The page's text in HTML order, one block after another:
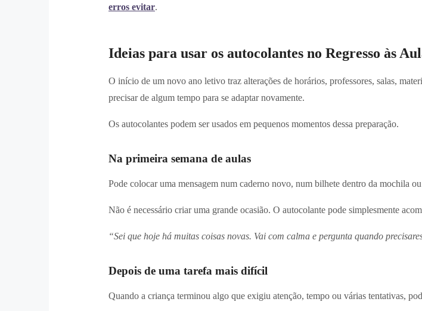
erros evitar.
Ideias para usar os autocolantes no Regresso às
O início de um novo ano letivo traz alterações de horários, professores, salas,
precisar de algum tempo para se adaptar novamente.
Os autocolantes podem ser usados em pequenos momentos dessa preparação.
Na primeira semana de aulas
Pode colocar uma mensagem num caderno novo, num bilhete dentro da mochila
Não é necessário criar uma grande ocasião. O autocolante pode simplesmente
“Sei que hoje há muitas coisas novas. Vai com calma e pergunta quando
Depois de uma tarefa mais difícil
Quando a criança terminou algo que exigiu atenção, tempo ou várias tentativas,